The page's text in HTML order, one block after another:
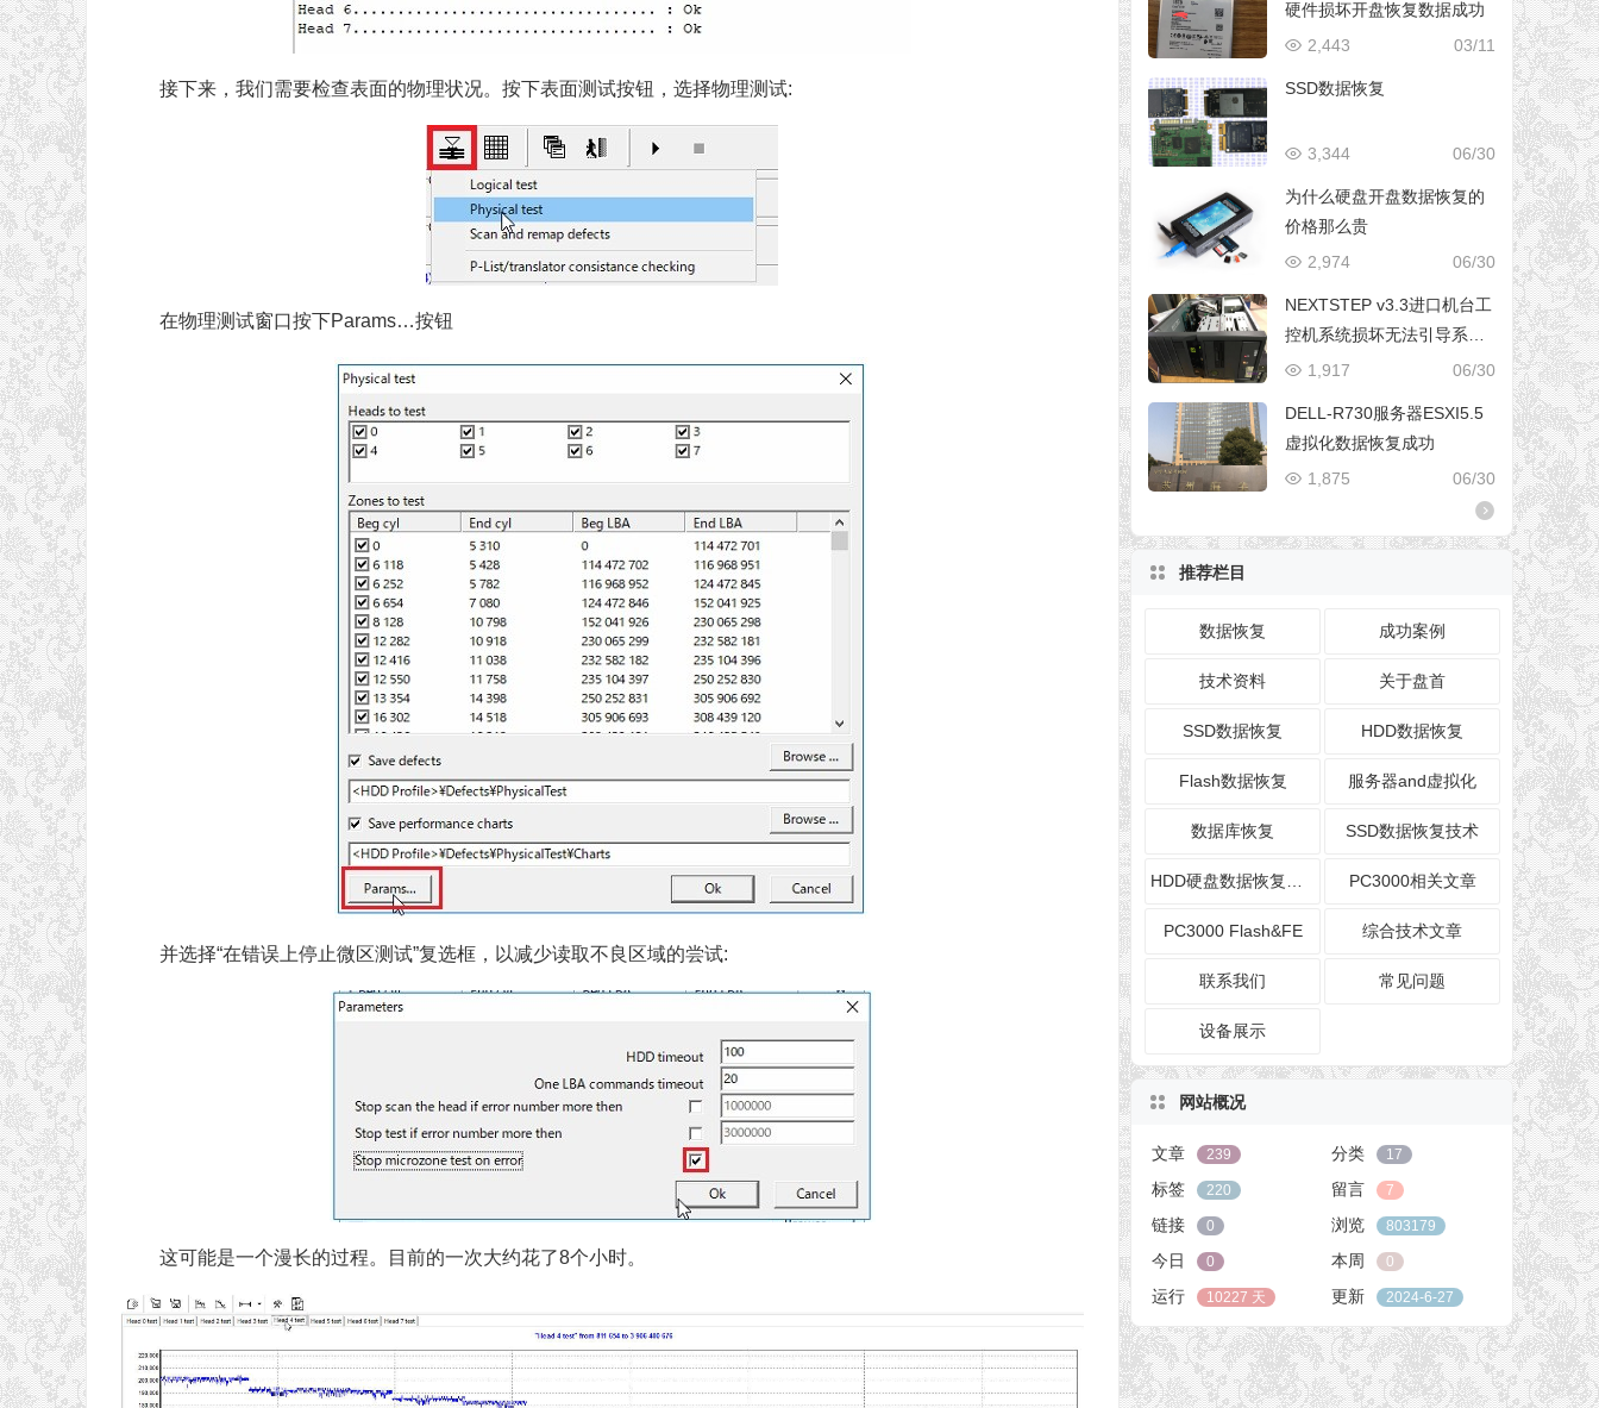
接下来，我们需要检查表面的物理状况。按下表面测试按钮，选择物理测试:
在物理测试窗口按下Params…按钮
并选择“在错误上停止微区测试”复选框，以减少读取不良区域的尝试:
这可能是一个漫长的过程。目前的一次大约花了8个小时。
硬件损坏开盘恢复数据成功
03/11
2,443
SSD数据恢复
06/30
3,344
为什么硬盘开盘数据恢复的
价格那么贵
06/30
2,974
NEXTSTEP v3.3进口机台工
控机系统损坏无法引导系统
修复成功
06/30
1,917
DELL-R730服务器ESXI5.5
虚拟化数据恢复成功
06/30
1,875
推荐栏目
数据恢复 成功案例
技术资料 关于盘首
SSD数据恢复 HDD数据恢复
Flash数据恢复 服务器and虚拟化
数据库恢复 SSD数据恢复技术
PC3000相关文章
PC3000 Flash&FE 综合技术文章
联系我们 常见问题
设备展示
网站概况
文章 239 分类 17
标签 220 留言 7
链接 0 浏览 803179
今日 0 本周 0
运行 10227 天 更新 2024-6-27